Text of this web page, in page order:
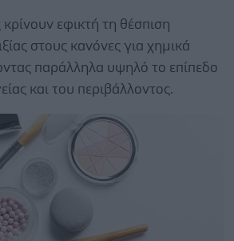
εφικτή τη θέσπιση
στους κανόνες για χημικά
παράλληλα υψηλό το επίπεδο
και του περιβάλλοντος.